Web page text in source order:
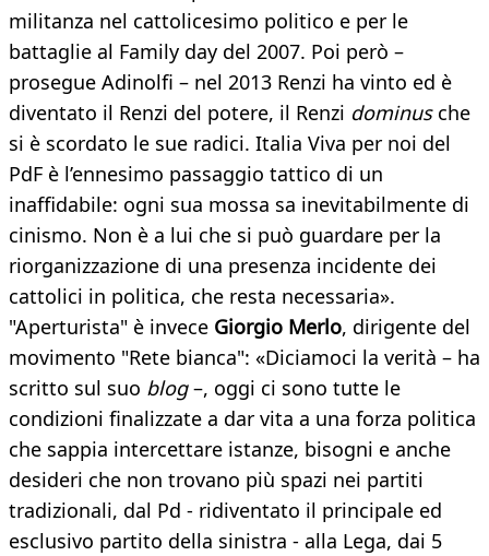
militanza nel cattolicesimo politico e per le
battaglie al Family day del 2007. Poi però –
prosegue Adinolfi – nel 2013 Renzi ha vinto ed è
diventato il Renzi del potere, il Renzi dominusche
si è scordato le sue radici. Italia Viva per noi del
PdF è l’ennesimo passaggio tattico di un
inaffidabile: ogni sua mossa sa inevitabilmente di
cinismo. Non è a lui che si può guardare per la
riorganizzazione di una presenza incidente dei
cattolici in politica, che resta necessaria».
"Aperturista" è invece Giorgio Merlo, dirigente del
movimento "Rete bianca": «Diciamoci la verità – ha
scritto sul suo blog–, oggi ci sono tutte le
condizioni finalizzate a dar vita a una forza politica
che sappia intercettare istanze, bisogni e anche
desideri che non trovano più spazi nei partiti
tradizionali, dal Pd - ridiventato il principale ed
esclusivo partito della sinistra - alla Lega, dai 5